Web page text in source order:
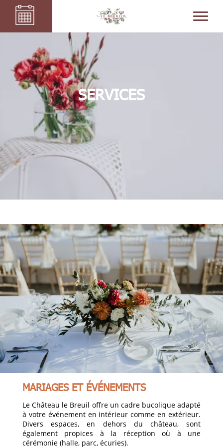
SERVICES
MARIAGES ET ÉVÉNEMENTS
Le Château le Breuil offre un cadre bucolique adapté
à votre événement en intérieur comme en extérieur.
Divers espaces, en dehors du château, sont
également propices à la réception où à une
cérémonie (halle, parc, écuries).